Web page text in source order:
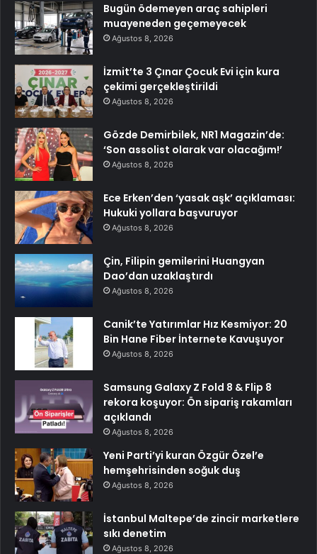
Bugün ödemeyen araç sahipleri
muayeneden geçemeyecek
Ağustos 8, 2026
İzmit’te 3 Çınar Çocuk Evi için kura
çekimi gerçekleştirildi
Ağustos 8, 2026
Gözde Demirbilek, NR1 Magazin’de:
‘Son assolist olarak var olacağım!’
Ağustos 8, 2026
Ece Erken’den ‘yasak aşk’ açıklaması:
Hukuki yollara başvuruyor
Ağustos 8, 2026
Çin, Filipin gemilerini Huangyan
Dao’dan uzaklaştırdı
Ağustos 8, 2026
Canik’te Yatırımlar Hız Kesmiyor: 20
Bin Hane Fiber İnternete Kavuşuyor
Ağustos 8, 2026
Samsung Galaxy Z Fold 8 & Flip 8
rekora koşuyor: Ön sipariş rakamları
açıklandı
Ağustos 8, 2026
Yeni Parti’yi kuran Özgür Özel’e
hemşehrisinden soğuk duş
Ağustos 8, 2026
İstanbul Maltepe’de zincir marketlere
sıkı denetim
Ağustos 8, 2026